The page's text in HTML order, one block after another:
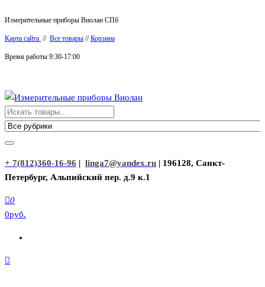
к
содержимому
Измерительные приборы Виолан СПб
Карта сайта // Все товары //Корзина
Время работы 9:30-17:00
Измерительные приборы Виолан
+ 7(812)360-16-96 | linga7@yandex.ru | 196128, Санкт-
Петербург, Альпийский пер. д.9 к.1
0
0руб.